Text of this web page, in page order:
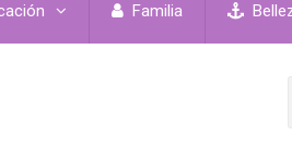
Familia